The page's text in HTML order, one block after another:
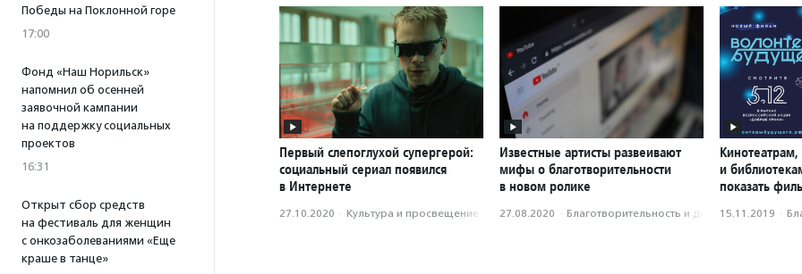
Победы на Поклонной горе
17:00
Фонд «Наш Норильск»
напомнил об осенней
заявочной кампании
на поддержку социальных
проектов
16:31
Открыт сбор средств
на фестиваль для женщин
с онкозаболеваниями «Еще
краше в танце»
Первый слепоглухой супергерой:
социальный сериал появился
в Интернете
27.10.2020 · Культура и просвещение
Известные артисты развеивают
мифы о благотворительности
в новом ролике
27.08.2020 · Благотвори­тель­ность и доброволь­чест­во
и
показать
15.11.2019 ·